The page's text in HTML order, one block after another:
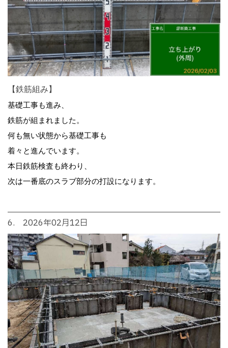
【鉄筋組み】
基礎工事も進み、
鉄筋が組まれました。
何も無い状態から基礎工事も
着々と進んでいます。
本日鉄筋検査も終わり、
次は一番底のスラブ部分の打設になります。
6. 2026年02月12日